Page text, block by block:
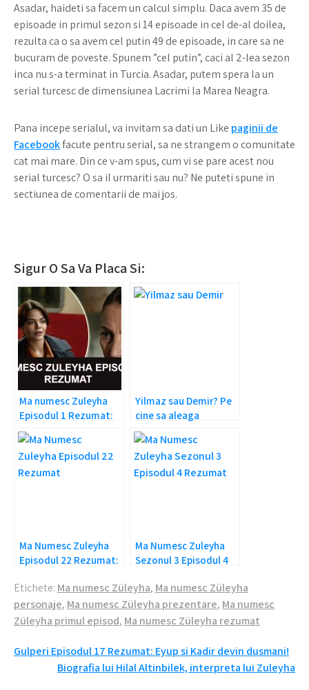
Asadar, haideti sa facem un calcul simplu. Daca avem 35 de
episoade in primul sezon si 14 episoade in cel de-al doilea,
rezulta ca o sa avem cel putin 49 de episoade, in care sa ne
bucuram de poveste. Spunem ”cel putin”, caci al 2-lea sezon
inca nu s-a terminat in Turcia. Asadar, putem spera la un
serial turcesc de dimensiunea Lacrimi la Marea Neagra.
Pana incepe serialul, va invitam sa dati un Like paginii de
Facebookfacute pentru serial, sa ne strangem o comunitate
cat mai mare. Din ce v-am spus, cum vi se pare acest nou
serial turcesc? O sa il urmariti sau nu? Ne puteti spune in
sectiunea de comentarii de mai jos.
Sigur O Sa Va Placa Si:
Ma numesc Zuleyha
Episodul 1 Rezumat:
Povestea incepe!
Yilmaz sau Demir? Pe
cine sa aleaga
Zuleyha?
Ma Numesc Zuleyha
Episodul 22 Rezumat:
adevarul!
Ma Numesc Zuleyha
Sezonul 3 Episodul 4
arestata!
Etichete: Ma numesc Züleyha, Ma numesc Züleyha
personaje, Ma numesc Züleyha prezentare, Ma numesc
Züleyha primul episod, Ma numesc Züleyha rezumat
Navigare
Gulperi Episodul 17 Rezumat: Eyup si Kadir devin dusmani!
Biografia lui Hilal Altinbilek, interpreta lui Zuleyha